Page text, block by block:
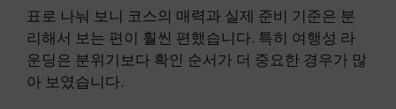
표로 나눠 보니 코스의 매력과 실제 준비 기준은 분
리해서 보는 편이 훨씬 편했습니다. 특히 여행성 라
운딩은 분위기보다 확인 순서가 더 중요한 경우가 많
아 보였습니다.